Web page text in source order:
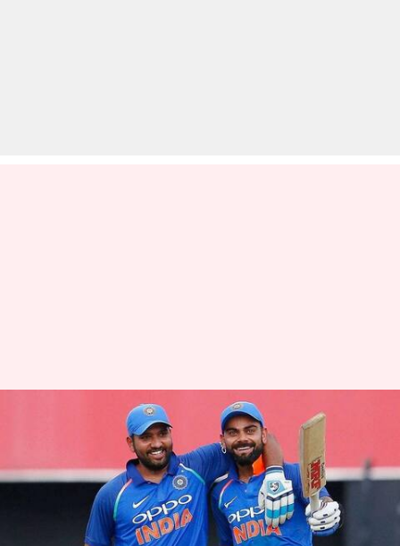
ఇక రోహిత్, విరాట్ కోహ్లీల టీ20 కెరీర్
ముగిసినట్లేనా..?
వ్రాసిన వారు Jayachandra Akuri Jan 10, 2023 10:46 am
ఈ వార్తాకథనం ఏంటి